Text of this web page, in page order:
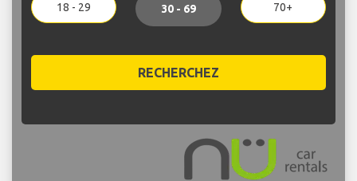
18 - 29 30 - 69 70+
RECHERCHEZ